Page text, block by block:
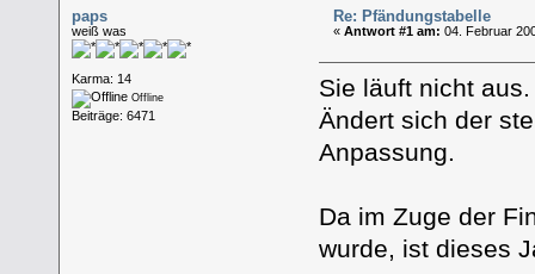
paps
weiß was
Karma: 14
Offline
Beiträge: 6471
Re: Pfändungstabelle
«Antwort #1 am: 04. Februar
Sie läuft nicht aus.
Ändert sich der
Anpassung.
Da im Zuge der
wurde, ist dieses